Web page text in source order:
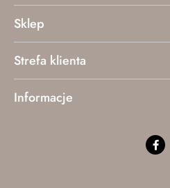
Sklep
Strefa klienta
Informacje